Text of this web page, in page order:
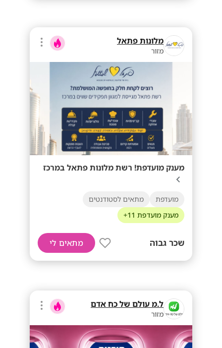
מלונות פתאל
מזור
מענק מועדפת! רשת מלונות פתאל במרכז
מועדפת
מתאים לסטודנטים
מענק מועדפת 11+
שכר גבוה מתאים לי
ל.מ עולם של כח אדם
מזור